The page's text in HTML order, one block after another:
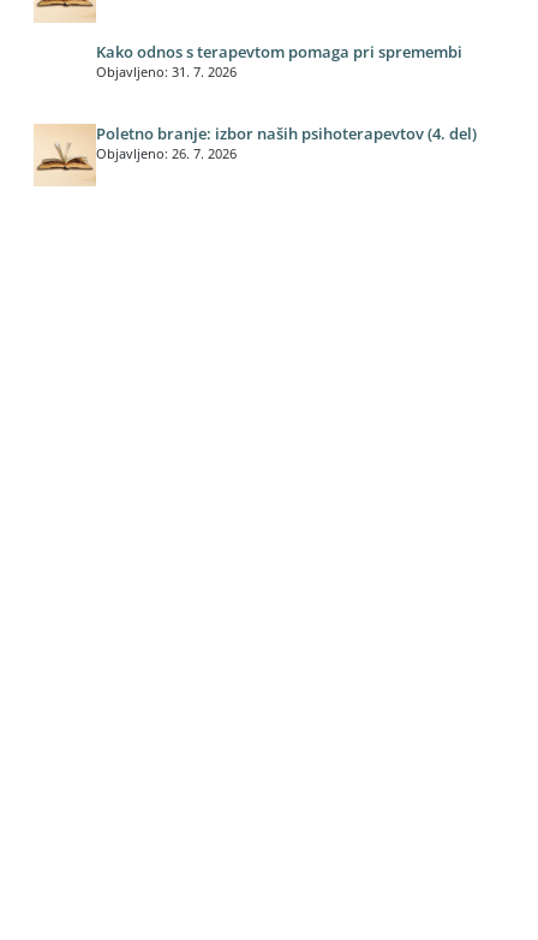
Kako odnos s terapevtom pomaga pri spremembi
Objavljeno: 31. 7. 2026
Poletno branje: izbor naših psihoterapevtov (4. del)
Objavljeno: 26. 7. 2026